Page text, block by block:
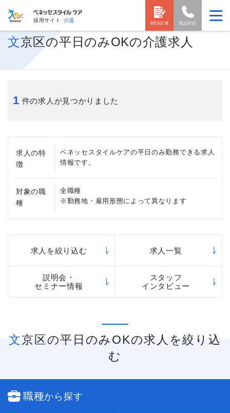
採用サイト 介護
電話対応
WEB応募
文京区の平日のみOKの介護求人
1 件の求人が見つかりました
求人の特
徴
ベネッセスタイルケアの平日のみ勤務できる求人
情報です。
対象の職
種
全職種
※勤務地・雇用形態によって異なります
求人を絞り込む 求人一覧
説明会・
セミナー情報
スタッフ
インタビュー
文京区の平日のみOKの求人を絞り込
む
職種から探す